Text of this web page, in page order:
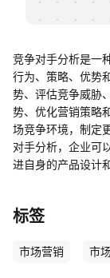
竞争对手分析是一
行为、策略、优势
势、评估竞争威胁
势、优化营销策略
场竞争环境，制定
对手分析，企业可
进自身的产品设计
标签
市场营销 市